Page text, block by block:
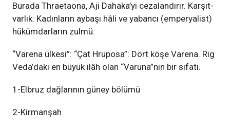
Burada Thraetaona, Aji Dahaka’yı cezalandırır. Karşıt-
varlık: Kadınların aybaşı hâli ve yabancı (emperyalist)
hükümdarların zulmü.
“Varena ülkesi”: “Çat Hruposa”: Dört köşe Varena. Rig
Veda’daki en büyük ilâh olan “Varuna”nın bir sıfatı.
1-Elbruz dağlarının güney bölümü
2-Kirmanşah